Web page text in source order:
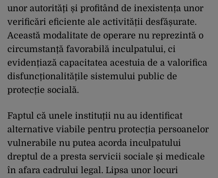
unor autorități și profitând de inexistența unor
verificări eficiente ale activității desfășurate.
Această modalitate de operare nu reprezintă o
circumstanță favorabilă inculpatului, ci
evidențiază capacitatea acestuia de a valorifica
disfuncționalitățile sistemului public de
protecție socială.
Faptul că unele instituții nu au identificat
alternative viabile pentru protecția persoanelor
vulnerabile nu putea acorda inculpatului
dreptul de a presta servicii sociale și medicale
în afara cadrului legal. Lipsa unor locuri